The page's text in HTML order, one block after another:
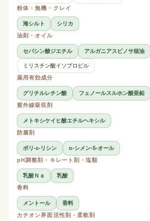
粉体・無機・クレイ
海シルト
シリカ
油剤・オイル
セバシン酸ジエチル アルガニアスピノサ核油
ミリスチン酸イソプロピル
薬用有効成分
グリチルレチン酸 フェノールスルホン酸亜鉛
紫外線吸収剤
メトキシケイヒ酸エチルヘキシル
防腐剤
ポリ-ε-リシン
o-シメン-5-オール
pH調整剤・キレート剤・塩類
乳酸Ｎａ
乳酸
香料
メントール
香料
カチオン界面活性剤・柔軟剤